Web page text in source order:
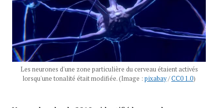
Les neurones d'une zone particulière du cerveau étaient activés
lorsqu'une tonalité était modifiée. (Image : pixabay/CC0 1.0)